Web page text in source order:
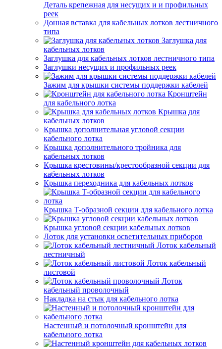
Деталь крепежная для несущих и и профильных
реек
Донная вставка для кабельных лотков лестничного
типа
Заглушка для
кабельных лотков
Заглушка для кабельных лотков лестничного типа
Заглушки несущих и профильных реек
Зажим для крышки системы поддержки кабелей
Кронштейн
для кабельного лотка
Крышка для
кабельных лотков
Крышка дополнительная угловой секции
кабельного лотка
Крышка дополнительного тройника для
кабельных лотков
Крышка крестовины/крестообразной секции для
кабельных лотков
Крышка переходника для кабельных лотков
Крышка Т-образной секции для кабельного лотка
Крышка угловой секции кабельных лотков
Лоток для установки осветительных приборов
Лоток кабельный
лестничный
Лоток кабельный
листовой
Лоток
кабельный проволочный
Накладка на стык для кабельного лотка
Настенный и потолочный кронштейн для
кабельного лотка